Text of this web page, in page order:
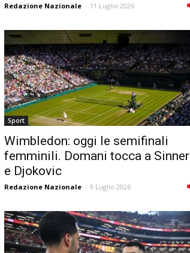
Redazione Nazionale - 11 Luglio 2026
Sport
Wimbledon: oggi le semifinali
femminili. Domani tocca a Sinner
e Djokovic
Redazione Nazionale - 9 Luglio 2026